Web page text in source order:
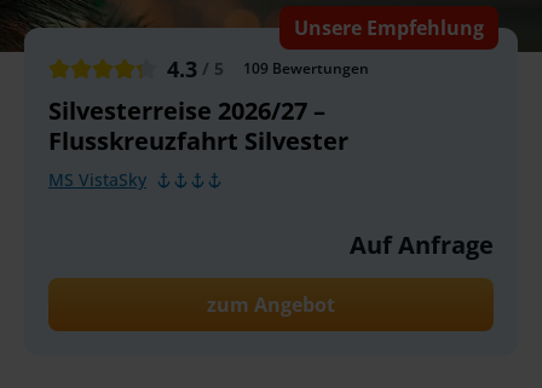
Unsere Empfehlung
4.3 / 5 109 Bewertungen
Silvesterreise 2026/27 –
Flusskreuzfahrt Silvester
MS VistaSky
Auf Anfrage
zum Angebot